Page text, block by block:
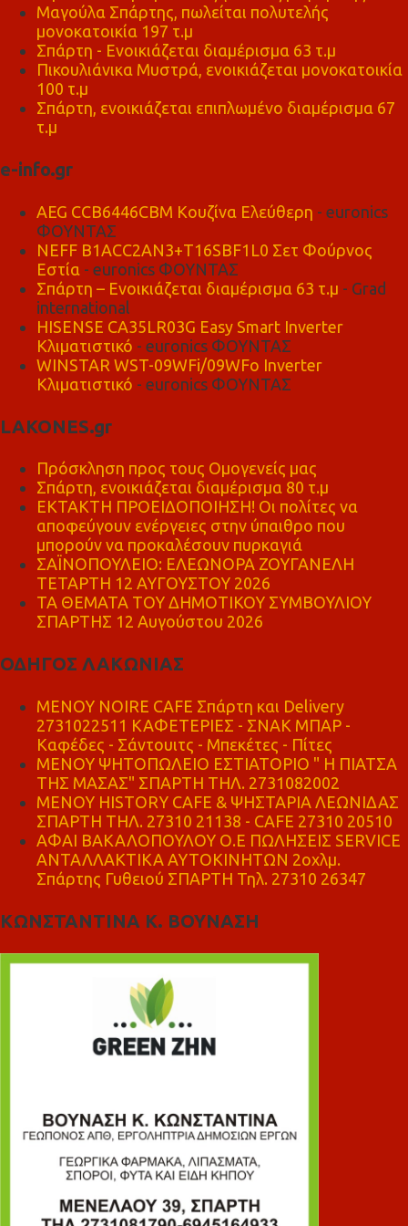
Μαγούλα Σπάρτης, πωλείται πολυτελής
μονοκατοικία 197 τ.μ
Σπάρτη - Ενοικιάζεται διαμέρισμα 63 τ.μ
Πικουλιάνικα Μυστρά, ενοικιάζεται μονοκατοικία
100 τ.μ
Σπάρτη, ενοικιάζεται επιπλωμένο διαμέρισμα 67
τ.μ
e-info.gr
AEG CCB6446CBM Κουζίνα Ελεύθερη - euronics
ΦΟΥΝΤΑΣ
NEFF B1ACC2AN3+T16SBF1L0 Σετ Φούρνος
Εστία - euronics ΦΟΥΝΤΑΣ
Σπάρτη – Ενοικιάζεται διαμέρισμα 63 τ.μ - Grad
international
HISENSE CA35LR03G Easy Smart Inverter
Κλιματιστικό - euronics ΦΟΥΝΤΑΣ
WINSTAR WST-09WFi/09WFo Inverter
Κλιματιστικό - euronics ΦΟΥΝΤΑΣ
LAKONES.gr
Πρόσκληση προς τους Ομογενείς μας
Σπάρτη, ενοικιάζεται διαμέρισμα 80 τ.μ
ΕΚΤΑΚΤΗ ΠΡΟΕΙΔΟΠΟΙΗΣΗ! Οι πολίτες να
αποφεύγουν ενέργειες στην ύπαιθρο που
μπορούν να προκαλέσουν πυρκαγιά
ΣΑΪΝΟΠΟΥΛΕΙΟ: ΕΛΕΩΝΟΡΑ ΖΟΥΓΑΝΕΛΗ
ΤΕΤΑΡΤΗ 12 ΑΥΓΟΥΣΤΟΥ 2026
ΤΑ ΘΕΜΑΤΑ ΤΟΥ ΔΗΜΟΤΙΚΟΥ ΣΥΜΒΟΥΛΙΟΥ
ΣΠΑΡΤΗΣ 12 Αυγούστου 2026
ΟΔΗΓΟΣ ΛΑΚΩΝΙΑΣ
MENOY NOIRE CAFE Σπάρτη και Delivery
2731022511 ΚΑΦΕΤΕΡΙΕΣ - ΣΝΑΚ ΜΠΑΡ -
Καφέδες - Σάντουιτς - Μπεκέτες - Πίτες
ΜΕΝΟΥ ΨΗΤΟΠΩΛΕΙΟ ΕΣΤΙΑΤΟΡΙΟ " Η ΠΙΑΤΣΑ
ΤΗΣ ΜΑΣΑΣ" ΣΠΑΡΤΗ ΤΗΛ. 2731082002
ΜΕΝΟΥ HISTORY CAFE & ΨΗΣΤΑΡΙΑ ΛΕΩΝΙΔΑΣ
ΣΠΑΡΤΗ ΤΗΛ. 27310 21138 - CAFE 27310 20510
ΑΦΑΙ ΒΑΚΑΛΟΠΟΥΛΟΥ Ο.Ε ΠΩΛΗΣΕΙΣ SERVICE
ΑΝΤΑΛΛΑΚΤΙΚΑ ΑΥΤΟΚΙΝΗΤΩΝ 2οχλμ.
Σπάρτης Γυθειού ΣΠΑΡΤΗ Τηλ. 27310 26347
ΚΩΝΣΤΑΝΤΙΝΑ Κ. ΒΟΥΝΑΣΗ